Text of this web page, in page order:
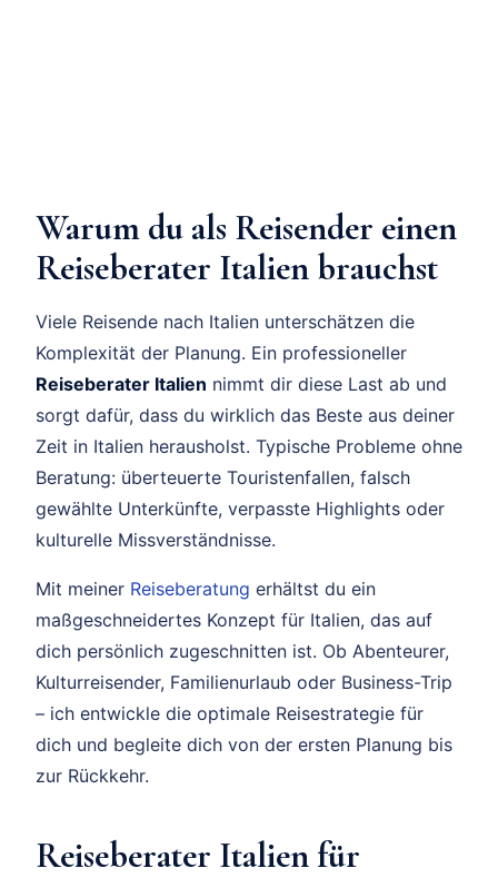
Warum du als Reisender einen
Reiseberater Italien brauchst
Viele Reisende nach Italien unterschätzen die
Komplexität der Planung. Ein professioneller
Reiseberater Italien nimmt dir diese Last ab und
sorgt dafür, dass du wirklich das Beste aus deiner
Zeit in Italien herausholst. Typische Probleme ohne
Beratung: überteuerte Touristenfallen, falsch
gewählte Unterkünfte, verpasste Highlights oder
kulturelle Missverständnisse.
Mit meiner Reiseberatung erhältst du ein
maßgeschneidertes Konzept für Italien, das auf
dich persönlich zugeschnitten ist. Ob Abenteurer,
Kulturreisender, Familienurlaub oder Business-Trip
– ich entwickle die optimale Reisestrategie für
dich und begleite dich von der ersten Planung bis
zur Rückkehr.
Reiseberater Italien für